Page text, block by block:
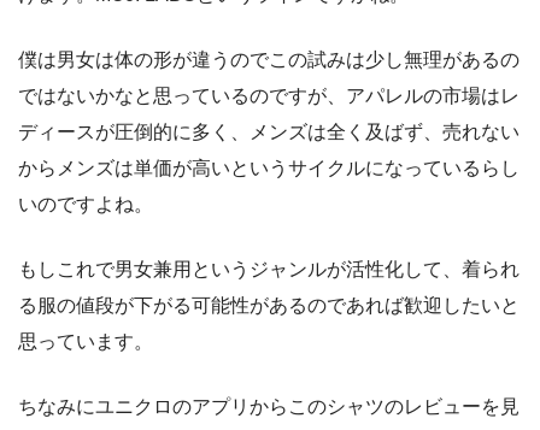
僕は男女は体の形が違うのでこの試みは少し無理があるの
ではないかなと思っているのですが、アパレルの市場はレ
ディースが圧倒的に多く、メンズは全く及ばず、売れない
からメンズは単価が高いというサイクルになっているらし
いのですよね。
もしこれで男女兼用というジャンルが活性化して、着られ
る服の値段が下がる可能性があるのであれば歓迎したいと
思っています。
ちなみにユニクロのアプリからこのシャツのレビューを見